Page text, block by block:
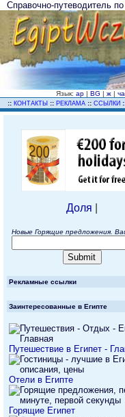
Справочно-путеводитель
Язык:ар |BG |ж |
:: КОНТАКТЫ :: РЕКЛАМА :: ССЫЛКИ
Доля
Новые Горящие предложения.
Рекламные ссылки
Заинтересованные в Египте
Путешествие в Египет -
Отели в Египте
Горящие Египет